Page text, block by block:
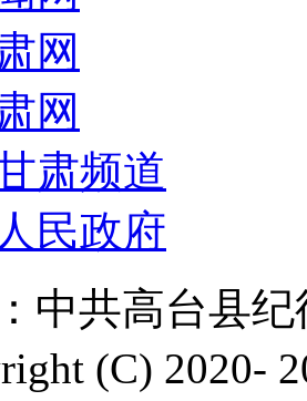
网
网
肃频道
民政府
中共高台县
(C) 2020-